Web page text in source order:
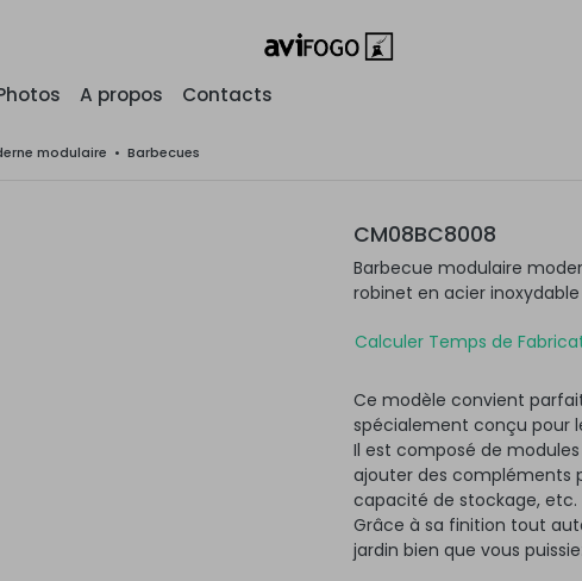
A propos Contacts
modulaire • Barbecues
CM08BC8008
Barbecue modulaire
robinet en acier inoxydable
Calculer Temps de
Ce modèle convient
spécialement conçu pour
Il est composé de
ajouter des compléments
capacité de stockage, etc.
Grâce à sa finition tout
jardin bien que vous